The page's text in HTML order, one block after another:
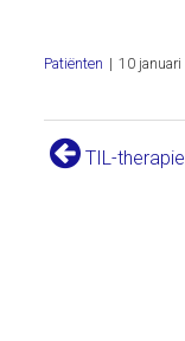
Patiënten | 10
TIL-therapie